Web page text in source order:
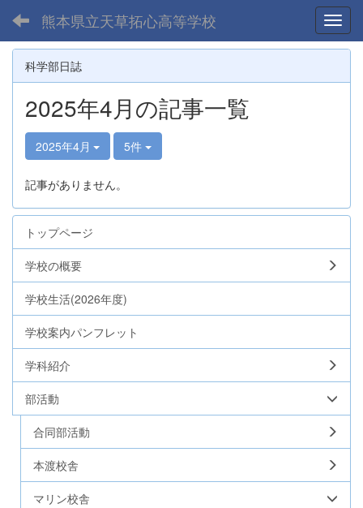
熊本県立天草拓心高等学校
科学部日誌
2025年4月の記事一覧
2025年4月 5件
記事がありません。
トップページ
学校の概要
学校生活(2026年度)
学校案内パンフレット
学科紹介
部活動
合同部活動
本渡校舎
マリン校舎